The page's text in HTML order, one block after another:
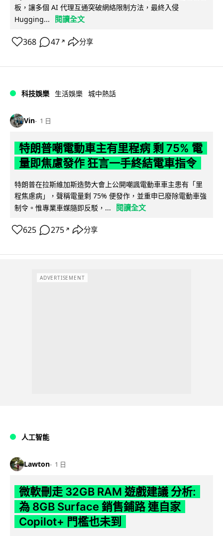
板，讓多個 AI 代理互通突破網絡限制方法，最終入侵
Hugging...
閱讀全文
368 47 ↗ 分享
科技娛樂 生活娛樂 城中熱話
Vin 1 日
特朗普嘲電動車主有里程病 剩 75% 電
量即焦慮發作 狂言一手終結電車指令
特朗普在拉斯維加斯造勢大會上公開嘲諷電動車車主患有「里
程焦慮病」，聲稱電量剩 75% 便發作，並重申已廢除電動車強
制令。惟專業車媒隨即反駁，...
閱讀全文
625 275 ↗ 分享
ADVERTISEMENT
人工智能
Lawton 1 日
微軟刪走 32GB RAM 遊戲建議 分析:
為 8GB Surface 銷售鋪路 連自家
Copilot+ 門檻也未到